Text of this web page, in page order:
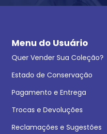
Menu do Usuário
Quer Vender Sua Coleção?
Estado de Conservação
Pagamento e Entrega
Trocas e Devoluções
Reclamações e Sugestões